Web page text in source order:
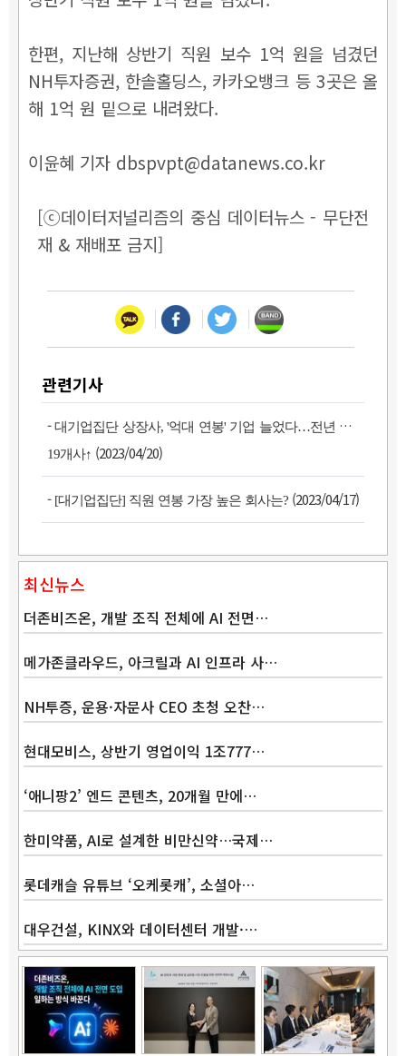
한편, 지난해 상반기 직원 보수 1억 원을 넘겼던
NH투자증권, 한솔홀딩스, 카카오뱅크 등 3곳은 올
해 1억 원 밑으로 내려왔다.
이윤혜 기자 dbspvpt@datanews.co.kr
[ⓒ데이터저널리즘의 중심 데이터뉴스 - 무단전
재 & 재배포 금지]
관련기사
-대기업집단 상장사, '억대 연봉' 기업 늘었다…전년 대비
19개사↑ (2023/04/20)
- [대기업집단] 직원 연봉 가장 높은 회사는? (2023/04/17)
최신뉴스
더존비즈온, 개발 조직 전체에 AI 전면…
메가존클라우드, 아크릴과 AI 인프라 사…
NH투증, 운용·자문사 CEO 초청 오찬…
현대모비스, 상반기 영업이익 1조777…
‘애니팡2’ 엔드 콘텐츠, 20개월 만에…
한미약품, AI로 설계한 비만신약…국제…
롯데캐슬 유튜브 ‘오케롯캐’, 소셜아…
대우건설, KINX와 데이터센터 개발·…